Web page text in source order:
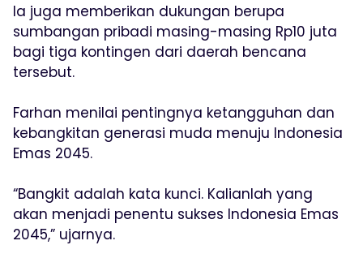
Ia juga memberikan dukungan berupa
sumbangan pribadi masing-masing Rp10 juta
bagi tiga kontingen dari daerah bencana
tersebut.
Farhan menilai pentingnya ketangguhan dan
kebangkitan generasi muda menuju Indonesia
Emas 2045.
“Bangkit adalah kata kunci. Kalianlah yang
akan menjadi penentu sukses Indonesia Emas
2045,” ujarnya.